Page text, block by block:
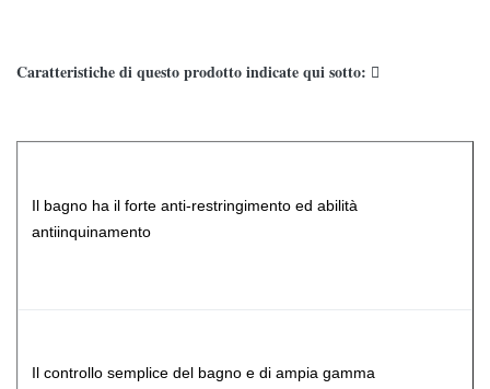
Caratteristiche di questo prodotto indicate qui sotto: 
Il bagno ha il forte anti-restringimento ed abilità
antiinquinamento
Il controllo semplice del bagno e di ampia gamma